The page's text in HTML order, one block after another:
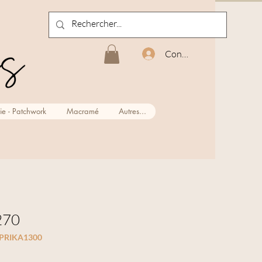
Connexion
- Patchwork Macramé Autres...